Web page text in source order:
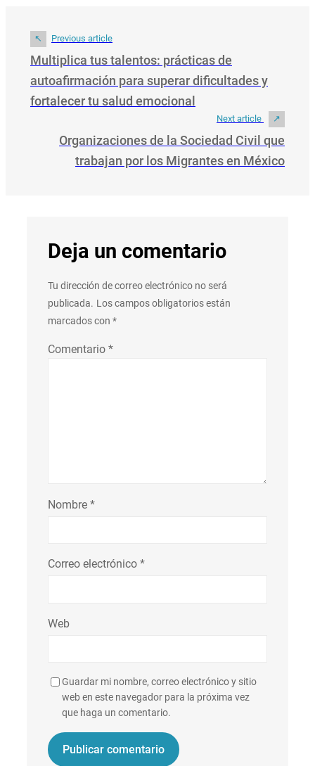
Previous article
Multiplica tus talentos: prácticas de
autoafirmación para superar dificultades y
fortalecer tu salud emocional
Next article
Organizaciones de la Sociedad Civil que
trabajan por los Migrantes en México
Deja un comentario
Tu dirección de correo electrónico no será
publicada. Los campos obligatorios están
marcados con *
Comentario *
Nombre *
Correo electrónico *
Web
Guardar mi nombre, correo electrónico y sitio
web en este navegador para la próxima vez
que haga un comentario.